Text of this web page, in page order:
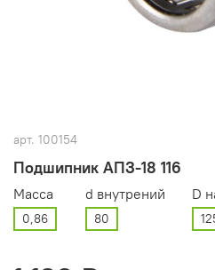
арт. 100154
Подшипник АПЗ-18 116
Масса
0,86
d внутрений
80
D